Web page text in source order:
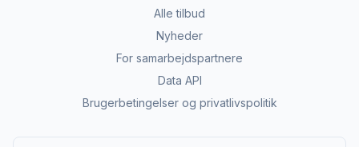
Alle tilbud
Nyheder
For samarbejdspartnere
Data API
Brugerbetingelser og privatlivspolitik